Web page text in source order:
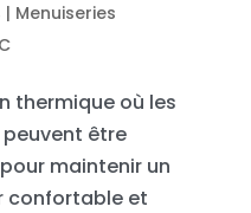
| Menuiseries
thermique où les
être
maintenir un
confortable et